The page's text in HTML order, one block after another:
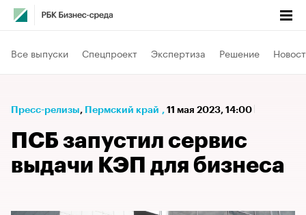
Все выпуски Спецпроект Экспертиза Решение
Пресс-релизы⁠, Пермский край , 11 мая 2023, 14:00
ПСБ запустил сервис
выдачи КЭП для бизнеса